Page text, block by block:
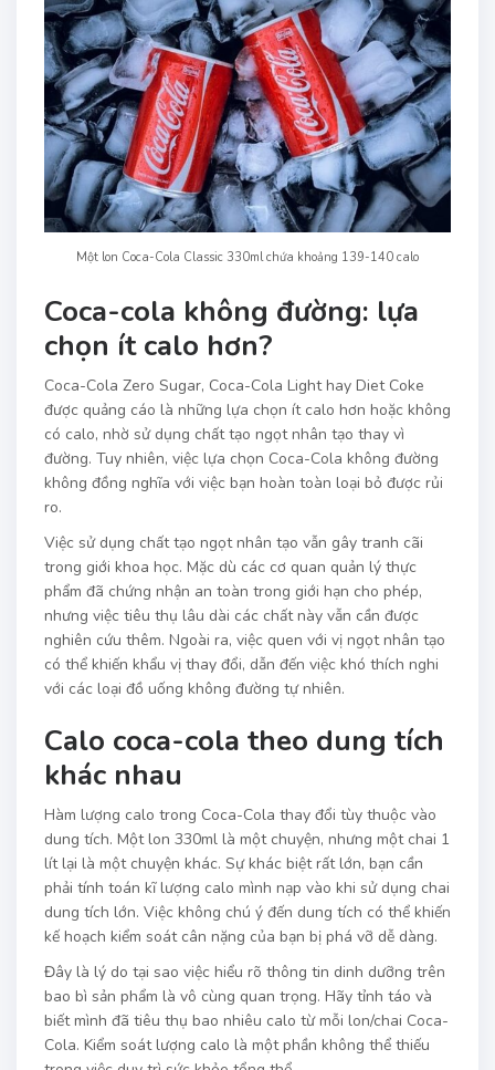
Một lon Coca-Cola Classic 330ml chứa khoảng 139-140 calo
Coca-cola không đường: lựa
chọn ít calo hơn?
Coca-Cola Zero Sugar, Coca-Cola Light hay Diet Coke
được quảng cáo là những lựa chọn ít calo hơn hoặc không
có calo, nhờ sử dụng chất tạo ngọt nhân tạo thay vì
đường. Tuy nhiên, việc lựa chọn Coca-Cola không đường
không đồng nghĩa với việc bạn hoàn toàn loại bỏ được rủi
ro.
Việc sử dụng chất tạo ngọt nhân tạo vẫn gây tranh cãi
trong giới khoa học. Mặc dù các cơ quan quản lý thực
phẩm đã chứng nhận an toàn trong giới hạn cho phép,
nhưng việc tiêu thụ lâu dài các chất này vẫn cần được
nghiên cứu thêm. Ngoài ra, việc quen với vị ngọt nhân tạo
có thể khiến khẩu vị thay đổi, dẫn đến việc khó thích nghi
với các loại đồ uống không đường tự nhiên.
Calo coca-cola theo dung tích
khác nhau
Hàm lượng calo trong Coca-Cola thay đổi tùy thuộc vào
dung tích. Một lon 330ml là một chuyện, nhưng một chai 1
lít lại là một chuyện khác. Sự khác biệt rất lớn, bạn cần
phải tính toán kĩ lượng calo mình nạp vào khi sử dụng chai
dung tích lớn. Việc không chú ý đến dung tích có thể khiến
kế hoạch kiểm soát cân nặng của bạn bị phá vỡ dễ dàng.
Đây là lý do tại sao việc hiểu rõ thông tin dinh dưỡng trên
bao bì sản phẩm là vô cùng quan trọng. Hãy tỉnh táo và
biết mình đã tiêu thụ bao nhiêu calo từ mỗi lon/chai Coca-
Cola. Kiểm soát lượng calo là một phần không thể thiếu